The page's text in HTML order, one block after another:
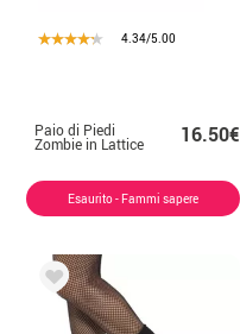
4.34/5.00
Paio di Piedi
Zombie in Lattice 16.50€
Esaurito - Fammi sapere